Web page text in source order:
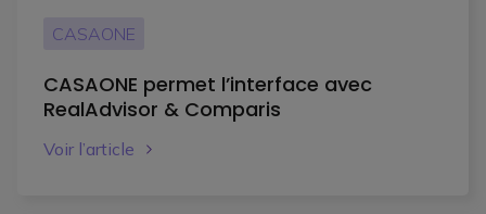
CASAONE
CASAONE permet l’interface avec
RealAdvisor & Comparis
Voir l’article